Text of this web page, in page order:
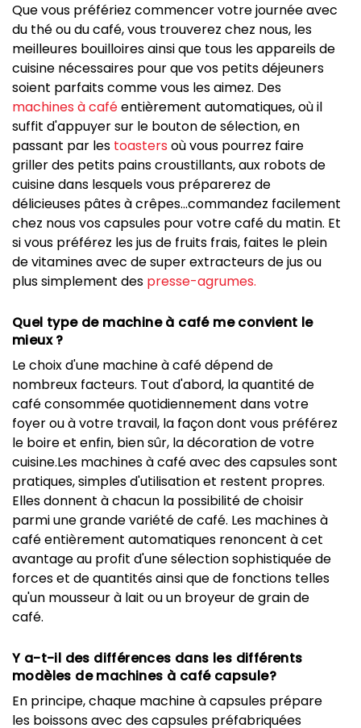
Que vous préfériez commencer votre journée avec
du thé ou du café, vous trouverez chez nous, les
meilleures bouilloires ainsi que tous les appareils de
cuisine nécessaires pour que vos petits déjeuners
soient parfaits comme vous les aimez. Des
machines à caféentièrement automatiques, où il
suffit d'appuyer sur le bouton de sélection, en
passant par les toasters où vous pourrez faire
griller des petits pains croustillants, aux robots de
cuisine dans lesquels vous préparerez de
délicieuses pâtes à crêpes...commandez facilement
chez nous vos capsules pour votre café du matin. Et
si vous préférez les jus de fruits frais, faites le plein
de vitamines avec de super extracteurs de jus ou
plus simplement des presse-agrumes.
Quel type de machine à café me convient le
mieux ?
Le choix d'une machine à café dépend de
nombreux facteurs. Tout d'abord, la quantité de
café consommée quotidiennement dans votre
foyer ou à votre travail, la façon dont vous préférez
le boire et enfin, bien sûr, la décoration de votre
cuisine.Les machines à café avec des capsules sont
pratiques, simples d'utilisation et restent propres.
Elles donnent à chacun la possibilité de choisir
parmi une grande variété de café. Les machines à
café entièrement automatiques renoncent à cet
avantage au profit d'une sélection sophistiquée de
forces et de quantités ainsi que de fonctions telles
qu'un mousseur à lait ou un broyeur de grain de
café.
Y a-t-il des différences dans les différents
modèles de machines à café capsule?
En principe, chaque machine à capsules prépare
les boissons avec des capsules préfabriquées